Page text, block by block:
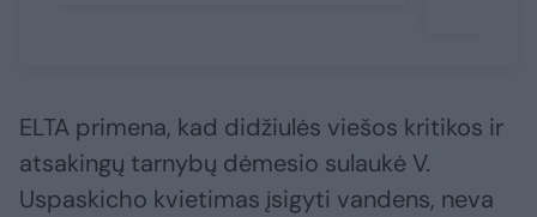
ELTA primena, kad didžiulės viešos kritikos ir
atsakingų tarnybų dėmesio sulaukė V.
Uspaskicho kvietimas įsigyti vandens, neva